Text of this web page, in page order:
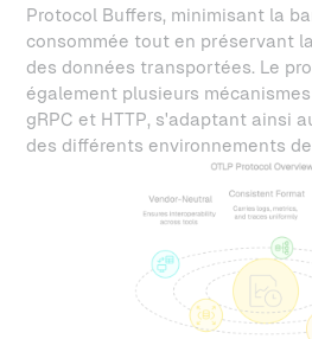
Protocol Buffers, minimisant la
consommée tout en préservant
des données transportées. Le
également plusieurs
gRPC et HTTP, s'adaptant ainsi
des différents environnements